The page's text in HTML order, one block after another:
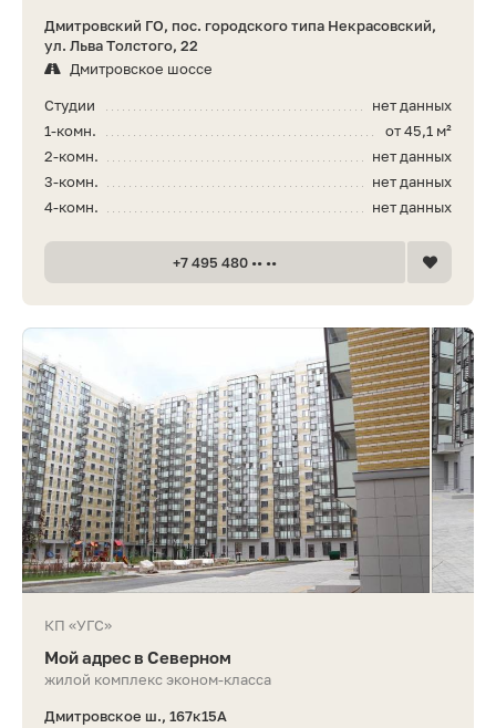
Дмитровский ГО, пос. городского типа Некрасовский,
ул. Льва Толстого, 22
Дмитровское шоссе
нет данных
Студии
от 45,1 м²
1-комн.
нет данных
2-комн.
нет данных
3-комн.
нет данных
4-комн.
+7 495 480 •• ••
КП «УГС»
Мой адрес в Северном
жилой комплекс эконом-класса
Дмитровское ш., 167к15А